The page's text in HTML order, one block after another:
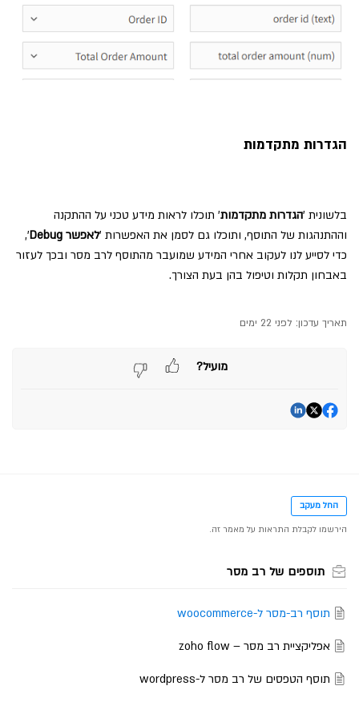
הגדרות מתקדמות
בלשונית 'הגדרות מתקדמות' תוכלו לראות מידע טכני על ההתקנה
וההתנהגות של התוסף, ותוכלו גם לסמן את האפשרות 'לאפשר Debug
',
כדי לסייע לנו לעקוב אחרי המידע שמועבר מהתוסף לרב מסר ובכך לעזור
באבחון תקלות וטיפול בהן בעת הצורך.
תאריך עדכון: לפני 22 ימים
מועיל?
החל מעקב
תוספים של רב מסר
תוסף רב-מסר ל-woocommerce
אפליקציית רב מסר – zoho flow
תוסף הטפסים של רב מסר ל-wordpress